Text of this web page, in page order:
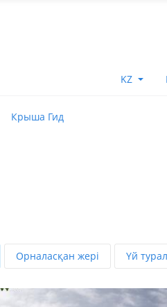
KZ
Крыша Гид
Орналасқан жері Үй